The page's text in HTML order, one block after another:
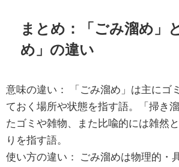
まとめ：「ごみ溜め」
め」の違い
意味の違い： 「ごみ溜め」は主にゴ
ておく場所や状態を指す語。「掃き
たゴミや雑物、また比喩的には雑然
りを指す語。
使い方の違い： ごみ溜めは物理的・